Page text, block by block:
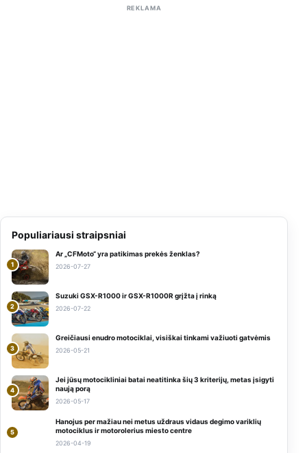
REKLAMA
Populiariausi straipsniai
1
Ar „CFMoto“ yra patikimas prekės ženklas?
2026-07-27
2
Suzuki GSX-R1000 ir GSX-R1000R grįžta į rinką
2026-07-22
3
Greičiausi enudro motociklai, visiškai tinkami važiuoti gatvėmis
2026-05-21
4
Jei jūsų motocikliniai batai neatitinka šių 3 kriterijų, metas įsigyti
naują porą
2026-05-17
5
Hanojus per mažiau nei metus uždraus vidaus degimo variklių
motociklus ir motorolerius miesto centre
2026-04-19